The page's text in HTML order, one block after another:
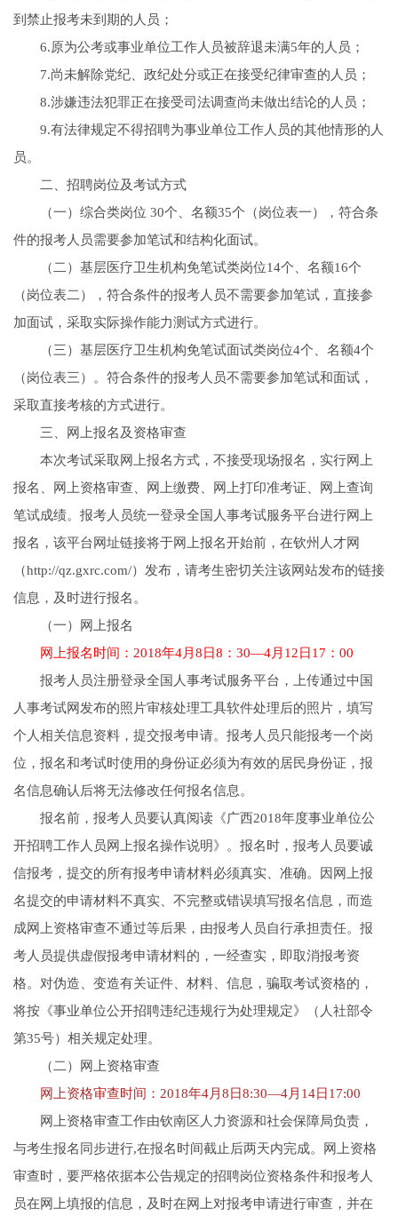
到禁止报考未到期的人员；
6.原为公考或事业单位工作人员被辞退未满5年的人员；
7.尚未解除党纪、政纪处分或正在接受纪律审查的人员；
8.涉嫌违法犯罪正在接受司法调查尚未做出结论的人员；
9.有法律规定不得招聘为事业单位工作人员的其他情形的人
员。
二、招聘岗位及考试方式
（一）综合类岗位 30个、名额35个（岗位表一），符合条
件的报考人员需要参加笔试和结构化面试。
（二）基层医疗卫生机构免笔试类岗位14个、名额16个
（岗位表二），符合条件的报考人员不需要参加笔试，直接参
加面试，采取实际操作能力测试方式进行。
（三）基层医疗卫生机构免笔试面试类岗位4个、名额4个
（岗位表三）。符合条件的报考人员不需要参加笔试和面试，
采取直接考核的方式进行。
三、网上报名及资格审查
本次考试采取网上报名方式，不接受现场报名，实行网上
报名、网上资格审查、网上缴费、网上打印准考证、网上查询
笔试成绩。报考人员统一登录全国人事考试服务平台进行网上
报名，该平台网址链接将于网上报名开始前，在钦州人才网
（http://qz.gxrc.com/）发布，请考生密切关注该网站发布的链接
信息，及时进行报名。
（一）网上报名
网上报名时间：2018年4月8日8：30—4月12日17：00
报考人员注册登录全国人事考试服务平台，上传通过中国
人事考试网发布的照片审核处理工具软件处理后的照片，填写
个人相关信息资料，提交报考申请。报考人员只能报考一个岗
位，报名和考试时使用的身份证必须为有效的居民身份证，报
名信息确认后将无法修改任何报名信息。
报名前，报考人员要认真阅读《广西2018年度事业单位公
开招聘工作人员网上报名操作说明》。报名时，报考人员要诚
信报考，提交的所有报考申请材料必须真实、准确。因网上报
名提交的申请材料不真实、不完整或错误填写报名信息，而造
成网上资格审查不通过等后果，由报考人员自行承担责任。报
考人员提供虚假报考申请材料的，一经查实，即取消报考资
格。对伪造、变造有关证件、材料、信息，骗取考试资格的，
将按《事业单位公开招聘违纪违规行为处理规定》（人社部令
第35号）相关规定处理。
（二）网上资格审查
网上资格审查时间：2018年4月8日8:30—4月14日17:00
网上资格审查工作由钦南区人力资源和社会保障局负责，
与考生报名同步进行,在报名时间截止后两天内完成。网上资格
审查时，要严格依据本公告规定的招聘岗位资格条件和报考人
员在网上填报的信息，及时在网上对报考申请进行审查，并在